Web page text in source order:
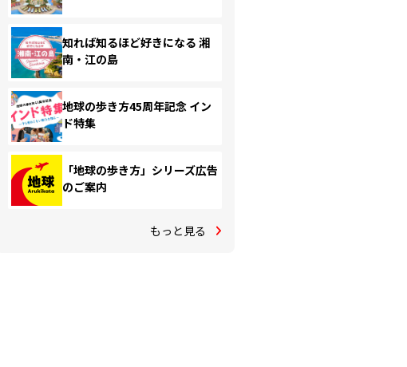
知れば知るほど好きになる 湘
南・江の島
地球の歩き方45周年記念 イン
ド特集
「地球の歩き方」シリーズ広告
のご案内
もっと見る